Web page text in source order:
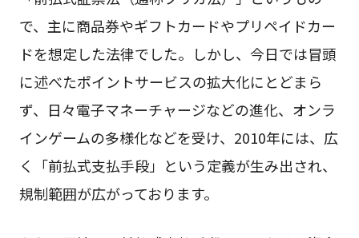
で、主に商品券やギフトカードやプリペイドカー
ドを想定した法律でした。しかし、今日では冒頭
に述べたポイントサービスの拡大化にとどまら
ず、日々電子マネーチャージなどの進化、オンラ
インゲームの多様化などを受け、2010年には、広
く「前払式支払手段」という定義が生み出され、
規制範囲が広がっております。